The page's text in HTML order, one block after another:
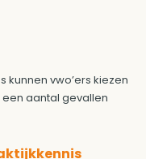
kunnen vwo’ers kiezen
aantal gevallen